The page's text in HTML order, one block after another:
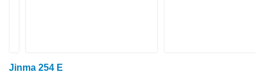
Jinma 254 E